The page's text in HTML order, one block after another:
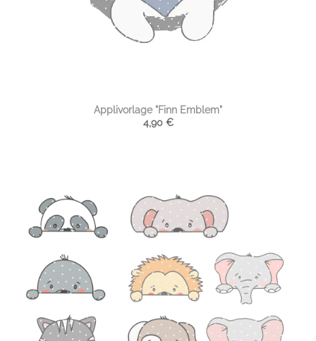
Applivorlage "Finn Emblem"
4,90 €